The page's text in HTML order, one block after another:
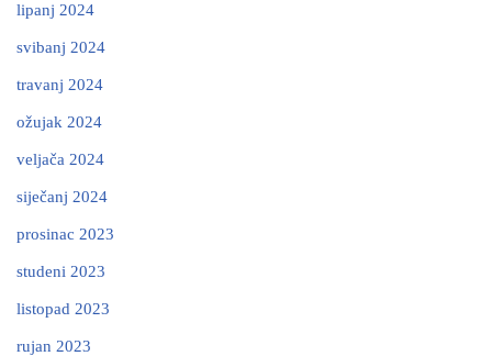
lipanj 2024
svibanj 2024
travanj 2024
ožujak 2024
veljača 2024
siječanj 2024
prosinac 2023
studeni 2023
listopad 2023
rujan 2023